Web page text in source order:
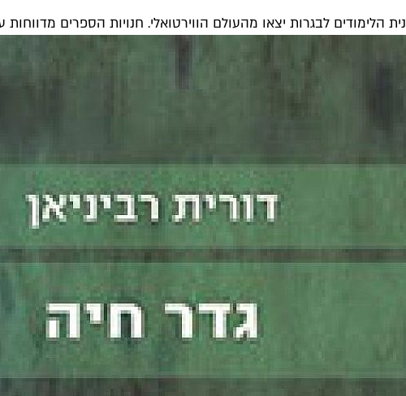
לבגרות יצאו מהעולם הווירטואלי. חנויות הספרים